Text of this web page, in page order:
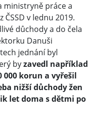
ministryně práce a
ČSSD v lednu 2019.
důchody a do čela
Danuši
jednání byl
byzavedl například
korun a vyřešil
nižší důchody žen
let doma s dětmi po